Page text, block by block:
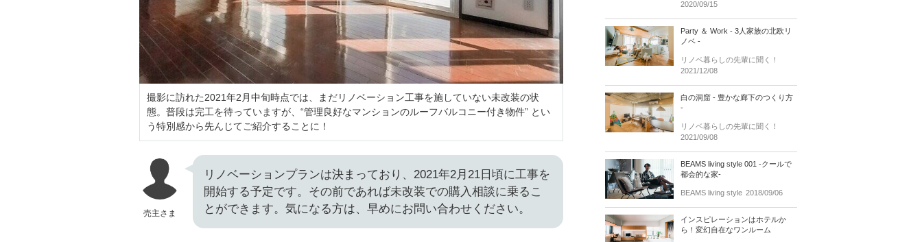
撮影に訪れた2021年2月中旬時点では、まだリノベーション工事を施していない未改装の状
態。普段は完工を待っていますが、“管理良好なマンションのルーフバルコニー付き物件” とい
う特別感から先んじてご紹介することに！
売主さま
リノベーションプランは決まっており、2021年2月21日頃に工事を
開始する予定です。その前であれば未改装での購入相談に乗るこ
とができます。気になる方は、早めにお問い合わせください。
2020/09/15
Party ＆ Work - 3人家族の北欧リ
ノベ -
リノベ暮らしの先輩に聞く！
2021/12/08
白の洞窟 - 豊かな廊下のつくり方
-
リノベ暮らしの先輩に聞く！
2021/09/08
BEAMS living style 001 -クールで
都会的な家-
BEAMS living style 2018/09/06
インスピレーションはホテルか
ら！変幻自在なワンルーム